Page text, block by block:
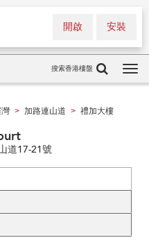
安裝
開啟
搜索香港樓盤
> 加路連山道 > 禮加大樓
道17-21號